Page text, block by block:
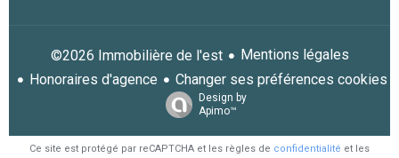
©2026 Immobilière de l'est
Mentions légales
Honoraires d'agence
Changer ses préférences cookies
Design by
Apimo™
Ce site est protégé par reCAPTCHA et les règles de confidentialité et les